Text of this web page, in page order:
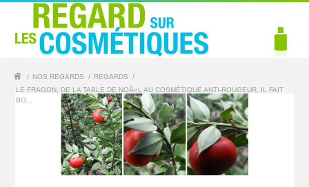
/ NOS REGARDS / REGARDS
/
LE FRAGON, DE LA TABLE DE NOÀ«L AU COSMÉTIQUE ANTI-ROUGEUR, IL FAIT
BO...